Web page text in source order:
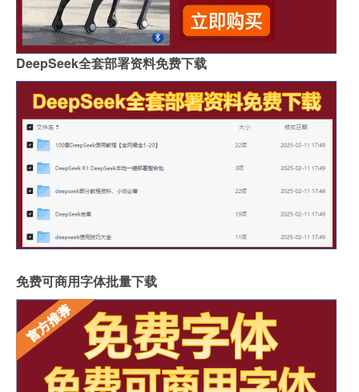
DeepSeek全套部署资料免费下载
免费可商用字体批量下载